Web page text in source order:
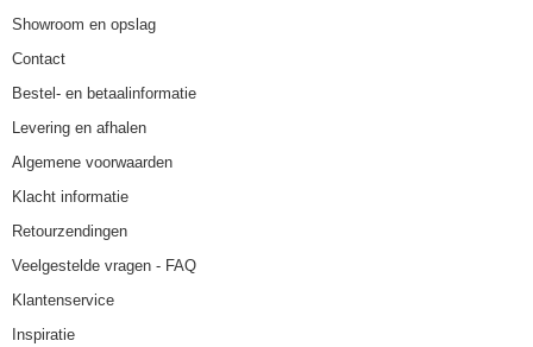
Showroom en opslag
Contact
Bestel- en betaalinformatie
Levering en afhalen
Algemene voorwaarden
Klacht informatie
Retourzendingen
Veelgestelde vragen - FAQ
Klantenservice
Inspiratie